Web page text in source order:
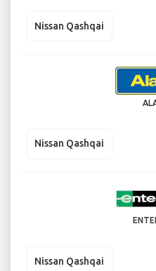
Nissan Qashqai
Nissan Qashqai
Nissan Qashqai